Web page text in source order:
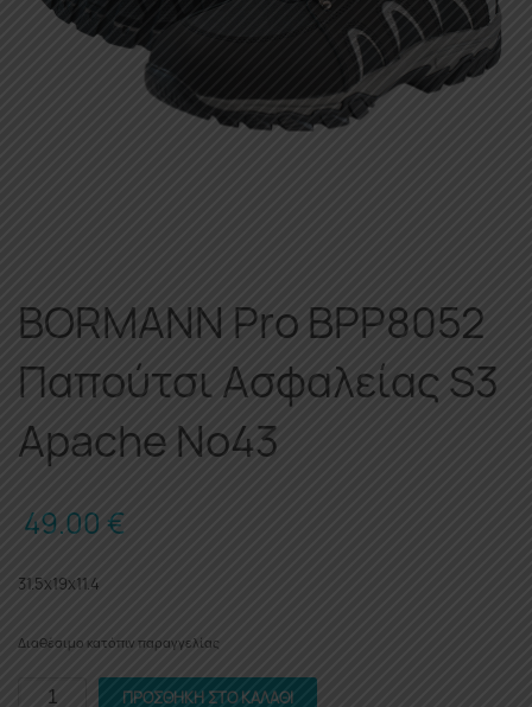
BORMANN Pro BPP8052
Παπούτσι Ασφαλείας S3
Apache Νο43
49.00 €
31.5x19x11.4
Διαθέσιμο κατόπιν παραγγελίας
BORMANN
ΠΡΟΣΘΉΚΗ ΣΤΟ ΚΑΛΆΘΙ